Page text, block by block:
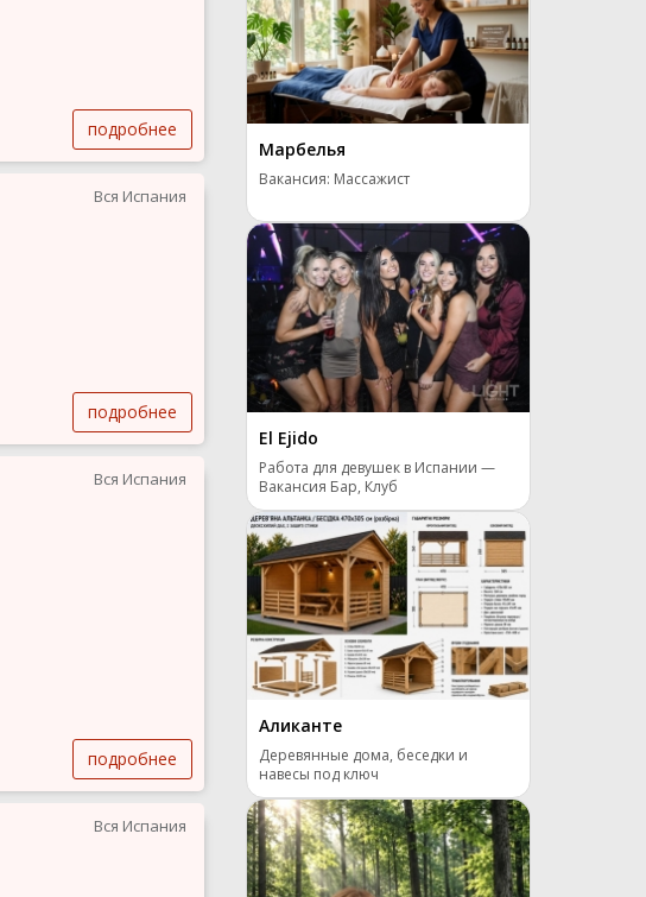
подробнее
Вся Испания
подробнее
Вся Испания
подробнее
Вся Испания
Марбелья
Вакансия: Массажист
El Ejido
Работа для девушек в Испании —
Вакансия Бар, Клуб
Аликанте
Деревянные дома, беседки и
навесы под ключ